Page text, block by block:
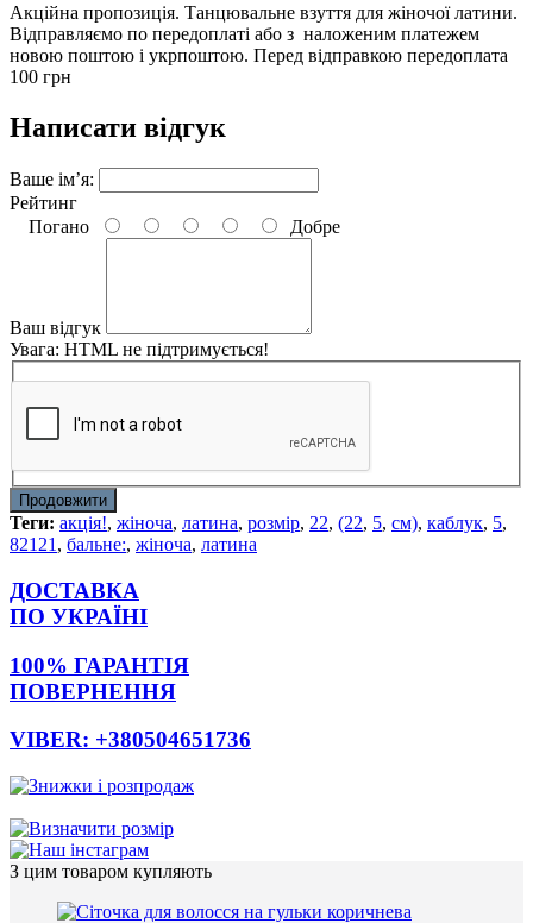
Акційна пропозиція. Танцювальне взуття для жіночої латини.
Відправляємо по передоплаті або з наложеним платежем
новою поштою і укрпоштою. Перед відправкою передоплата
100 грн
Написати відгук
Ваше ім’я:
Рейтинг
Погано
Добре
Ваш відгук
Увага: HTML не підтримується!
Продовжити
Теги: акція!, жіноча, латина, розмір, 22, (22, 5, см), каблук, 5,
82121 , бальне:, жіноча, латина
ДОСТАВКА
ПО УКРАЇНІ
100% ГАРАНТІЯ
ПОВЕРНЕННЯ
VIBER: +380504651736
З цим товаром купляють